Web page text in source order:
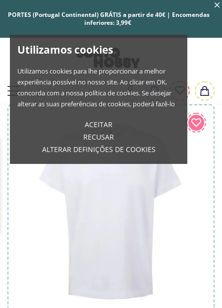
Utilizamos cookies
Utilizamos cookies para lhe proporcionar a melhor
experiência possível no nosso site. Ao clicar em OK,
concorda com a nossa política de cookies. Se desejar
alterar as suas preferências de cookies, poderá fazê-lo
ACEITAR
RECUSAR
ALTERAR DEFINIÇÕES DE COOKIES
PORTES (Portugal Continental) GRÁTIS a partir de 40€ | Encomendas
inferiores: 3,99€